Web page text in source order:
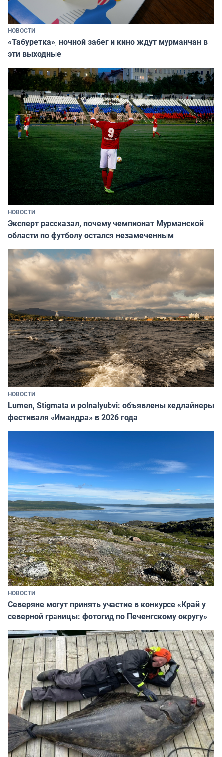
НОВОСТИ
«Табуретка», ночной забег и кино ждут мурманчан в
эти выходные
НОВОСТИ
Эксперт рассказал, почему чемпионат Мурманской
области по футболу остался незамеченным
НОВОСТИ
Lumen, Stigmata и polnalyubvi: объявлены хедлайнеры
фестиваля «Имандра» в 2026 года
НОВОСТИ
Северяне могут принять участие в конкурсе «Край у
северной границы: фотогид по Печенгскому округу»